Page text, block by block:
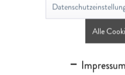
2000100066263
Alle
Impressum